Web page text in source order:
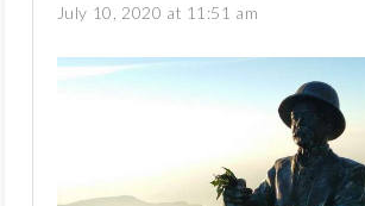
July 10, 2020 at 11:51 am